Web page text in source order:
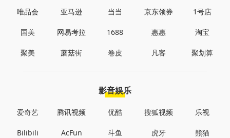
唯品会 亚马逊 当当 京东领券 1号店
国美 网易考拉 1688 惠惠 淘宝
聚美 蘑菇街 卷皮 凡客 聚划算
影音娱乐
爱奇艺 腾讯视频 优酷 搜狐视频 乐视
Bilibili AcFun 斗鱼 虎牙 熊猫